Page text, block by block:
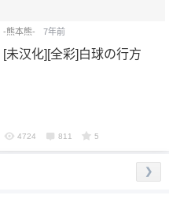
-熊本熊- 7年前
[未汉化][全彩]白球の行方
4724 811 5
❯